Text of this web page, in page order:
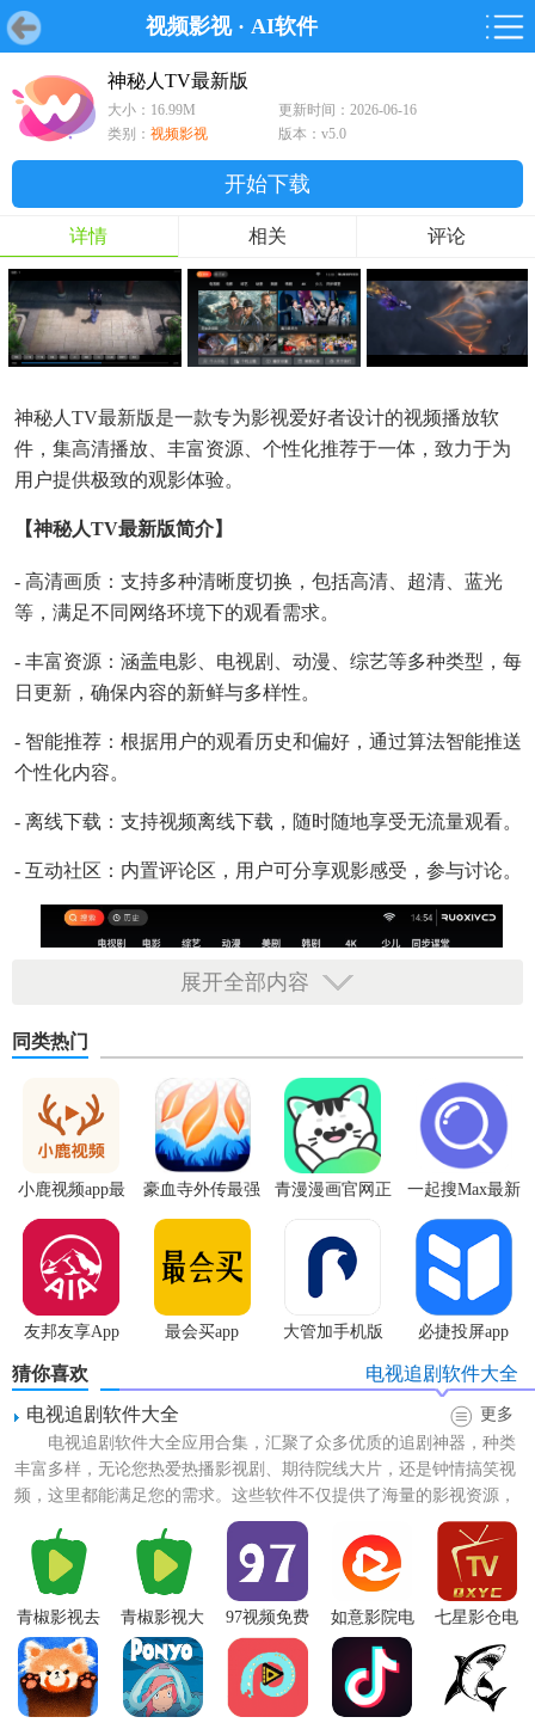
视频影视· AI软件
首页 游戏 软件
首页 游戏 软件 鸿蒙
游戏
鸿蒙
软件
专题
神秘人TV最新版
大小：16.99M
更新时间：2026-06-16
类别： 视频影视 版本：v5.0
开始下载
详情 相关 评论
神秘人TV最新版是一款专为影视爱好者设计的视频播放软
件，集高清播放、丰富资源、个性化推荐于一体，致力于为
用户提供极致的观影体验。
【神秘人TV最新版简介】
- 高清画质：支持多种清晰度切换，包括高清、超清、蓝光
等，满足不同网络环境下的观看需求。
- 丰富资源：涵盖电影、电视剧、动漫、综艺等多种类型，每
日更新，确保内容的新鲜与多样性。
- 智能推荐：根据用户的观看历史和偏好，通过算法智能推送
个性化内容。
- 离线下载：支持视频离线下载，随时随地享受无流量观看。
- 互动社区：内置评论区，用户可分享观影感受，参与讨论。
【神秘人TV最新版特色】
1. 流畅播放：采用先进解码技术，确保视频播放流畅不卡
顿。
2. 极速更新：与各大影视平台同步更新，第一时间观看最新
剧集。
3. 多屏互动：支持手机、平板、电视等多端同步观看，享受
跨屏体验。
4. 安全绿色：无广告打扰，提供纯净的观影环境。
【神秘人TV最新版亮点】
1. 个性化主页：用户可根据喜好定制首页内容，打造专属影
视天地。
2. 实时弹幕：边看边聊，与全国观众同步互动，增添趣味
性。
展开全部内容
同类热门
小鹿视频app最
新版
豪血寺外传最强
传说无限血版
青漫漫画官网正
一起搜Max最新
版
友邦友享App 最会买app 大管加手机版 必捷投屏app
猜你喜欢
电视追剧软件大全
电视追剧软件大全
更多
电视追剧软件大全应用合集，汇聚了众多优质的追剧神器，种类
丰富多样，无论您热爱热播影视剧、期待院线大片，还是钟情搞笑视
频，这里都能满足您的需求。这些软件不仅提供了海量的影视资源，
青椒影视去
广告免升级
版
青椒影视大
全免费追剧
软件
97视频免费
追剧app
如意影院电
视版
七星影仓电
视版